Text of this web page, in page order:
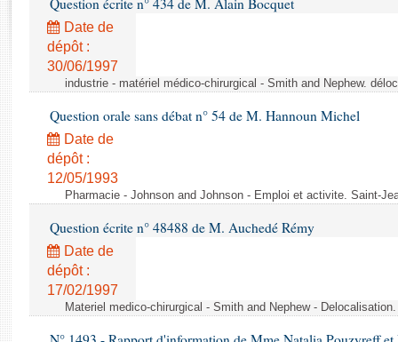
Rapports d'enquête
Rapports législatifs
Rapports sur l'application des lois
Baromètre de l’application des lois
Dossiers législatifs
Budget et sécurité sociale
Questions écrites et orales
Comptes rendus des débats
Question écrite n° 434 de M. Alain Bocquet
Date de
dépôt :
30/06/1997
industrie - matériel médico-chirurgical - Smith and Nephew.
Question orale sans débat n° 54 de M. Hannoun Michel
Date de
dépôt :
12/05/1993
Pharmacie - Johnson and Johnson - Emploi et activite. Saint-
Question écrite n° 48488 de M. Auchedé Rémy
Date de
dépôt :
17/02/1997
Materiel medico-chirurgical - Smith and Nephew -